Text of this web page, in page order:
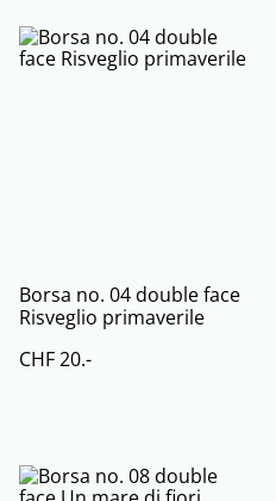
Borsa no. 04 double face
Risveglio primaverile
CHF 20.-